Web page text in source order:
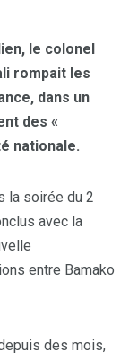
le colonel
rompait les
dans un
des «
nationale.
la soirée du 2
avec la
entre Bamako
des mois,